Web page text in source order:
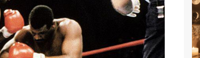
რომ
-
4 წლით
მიესაჯა
რომელმაც
ბათუმში,
შემდეგ კი